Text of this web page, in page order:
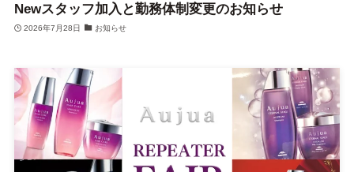
Newスタッフ加入と勤務体制変更のお知らせ
2026年7月28日 お知らせ